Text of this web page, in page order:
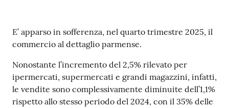
L'impresa
in
E’ apparso in sofferenza, nel quarto trimestre 2025, il
commercio al dettaglio parmense.
Nonostante l’incremento del 2,5% rilevato per
ipermercati, supermercati e grandi magazzini, infatti,
le vendite sono complessivamente diminuite dell’1,1%
rispetto allo stesso periodo del 2024, con il 35% delle